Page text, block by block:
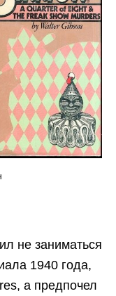
не заниматься
1940 года,
а предпочел